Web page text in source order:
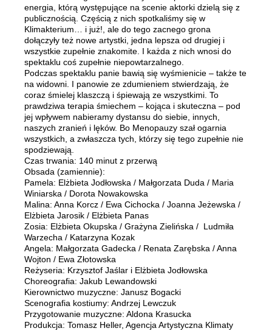
energia, którą występujące na scenie aktorki dzielą się z
publicznością. Częścią z nich spotkaliśmy się w
Klimakterium… i już!, ale do tego zacnego grona
dołączyły też nowe artystki, jedna lepsza od drugiej i
wszystkie zupełnie znakomite. I każda z nich wnosi do
spektaklu coś zupełnie niepowtarzalnego.
Podczas spektaklu panie bawią się wyśmienicie – także te
na widowni. I panowie ze zdumieniem stwierdzają, że
coraz śmielej klaszczą i śpiewają ze wszystkimi. To
prawdziwa terapia śmiechem – kojąca i skuteczna – pod
jej wpływem nabieramy dystansu do siebie, innych,
naszych zranień i lęków. Bo Menopauzy szał ogarnia
wszystkich, a zwłaszcza tych, którzy się tego zupełnie nie
spodziewają.
Czas trwania: 140 minut z przerwą
Obsada (zamiennie):
Pamela: Elżbieta Jodłowska / Małgorzata Duda / Maria
Winiarska / Dorota Nowakowska
Malina: Anna Korcz / Ewa Cichocka / Joanna Jeżewska /
Elżbieta Jarosik / Elżbieta Panas
Zosia: Elżbieta Okupska / Grażyna Zielińska / Ludmiła
Warzecha / Katarzyna Kozak
Angela: Małgorzata Gadecka / Renata Zarębska / Anna
Wojton / Ewa Złotowska
Reżyseria: Krzysztof Jaślar i Elżbieta Jodłowska
Choreografia: Jakub Lewandowski
Kierownictwo muzyczne: Janusz Bogacki
Scenografia kostiumy: Andrzej Lewczuk
Przygotowanie muzyczne: Aldona Krasucka
Produkcja: Tomasz Heller, Agencja Artystyczna Klimaty